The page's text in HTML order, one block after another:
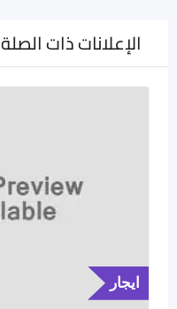
الإعلانات ذات الصلة
ايجار